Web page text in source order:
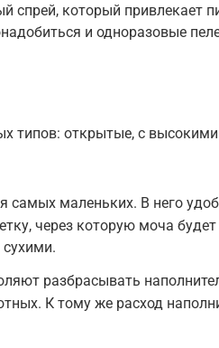
спрей, который привлекает
и одноразовые
типов: открытые, с
самых маленьких. В него
через которую моча будет
сухими.
разбрасывать
К тому же расход